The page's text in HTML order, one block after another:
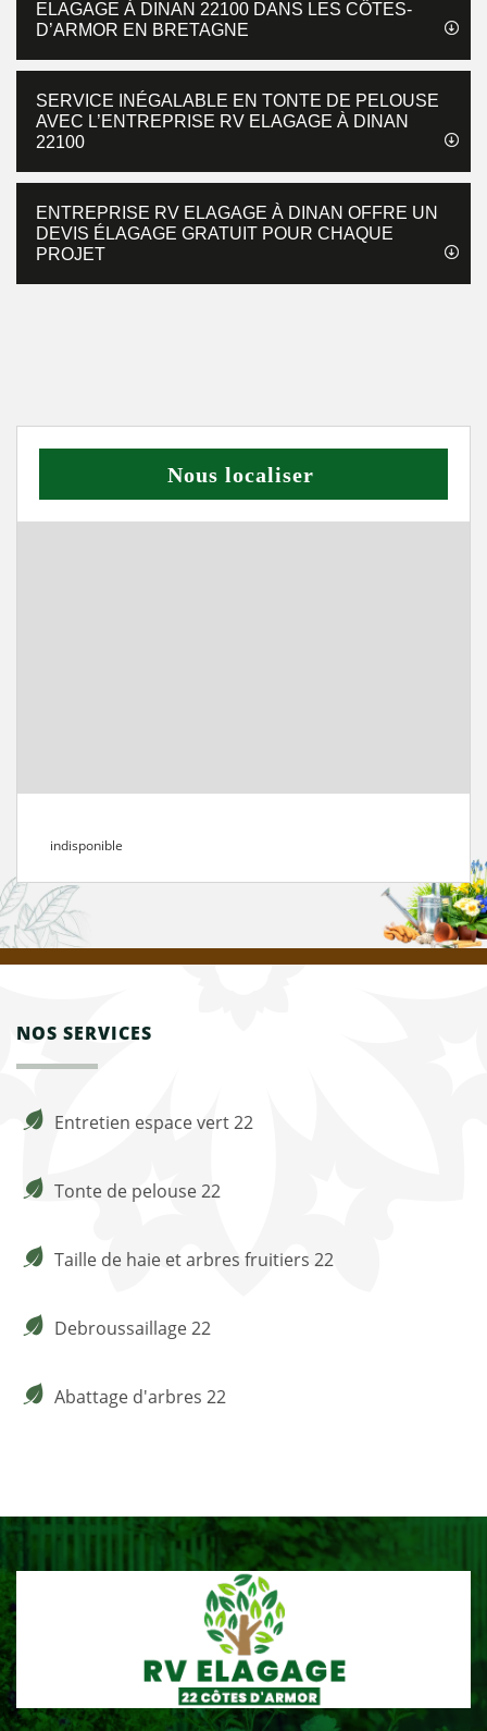
ELAGAGE À DINAN 22100 DANS LES CÔTES-
D’ARMOR EN BRETAGNE
SERVICE INÉGALABLE EN TONTE DE PELOUSE
AVEC L’ENTREPRISE RV ELAGAGE À DINAN
22100
ENTREPRISE RV ELAGAGE À DINAN OFFRE UN
DEVIS ÉLAGAGE GRATUIT POUR CHAQUE
PROJET
Nous localiser
indisponible
NOS SERVICES
Entretien espace vert 22
Tonte de pelouse 22
Taille de haie et arbres fruitiers 22
Debroussaillage 22
Abattage d'arbres 22